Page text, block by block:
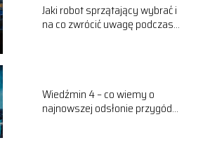
Jaki robot sprzątający wybrać i
na co zwrócić uwagę podczas
Wiedźmin 4 – co wiemy o
najnowszej odsłonie przygód